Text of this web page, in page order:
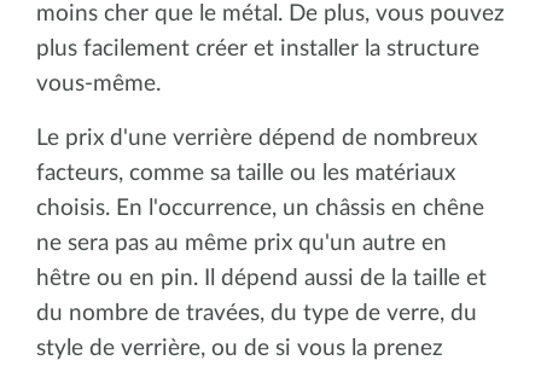
moins cher que le métal. De plus, vous pouvez
plus facilement créer et installer la structure
vous-même.
Le prix d'une verrière dépend de nombreux
facteurs, comme sa taille ou les matériaux
choisis. En l'occurrence, un châssis en chêne
ne sera pas au même prix qu'un autre en
hêtre ou en pin. Il dépend aussi de la taille et
du nombre de travées, du type de verre, du
style de verrière, ou de si vous la prenez